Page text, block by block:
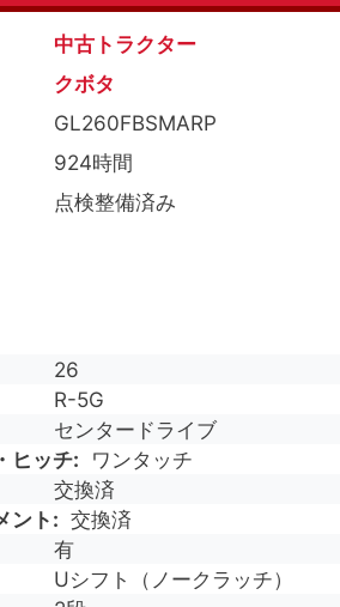
中古トラクター
クボタ
GL260FBSMARP
924時間
点検整備済み
26
R-5G
センタードライブ
ヒッチ
ワンタッチ
交換済
ント
交換済
有
Uシフト（ノークラッチ）